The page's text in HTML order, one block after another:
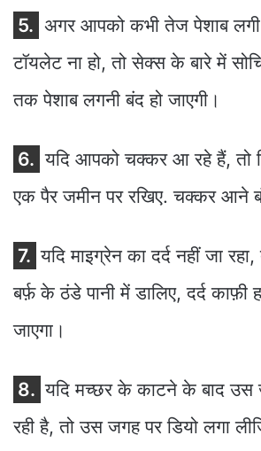
5. अगर आपको कभी तेज पेशाब
टॉयलेट ना हो, तो सेक्स के बारे में
तक पेशाब लगनी बंद हो जाएगी।
6. यदि आपको चक्कर आ रहे हैं, तो
एक पैर जमीन पर रखिए. चक्कर आने
7. यदि माइग्रेन का दर्द नहीं जा
बर्फ़ के ठंडे पानी में डालिए, दर्द
जाएगा।
8. यदि मच्छर के काटने के बाद उस
रही है, तो उस जगह पर डियो लगा